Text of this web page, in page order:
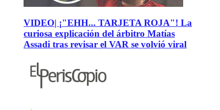
VIDEO| ¡"EHH... TARJETA ROJA"! La
curiosa explicación del árbitro Matías
Assadi tras revisar el VAR se volvió viral